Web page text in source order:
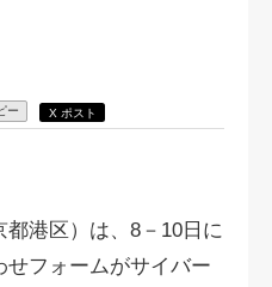
ー X ポスト
港区）は、8－10日に
フォームがサイバー